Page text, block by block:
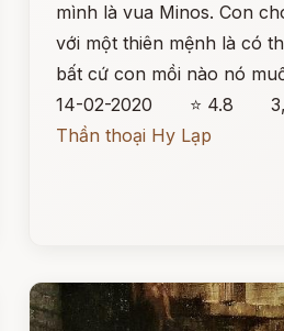
mình là vua Minos. Con
với một thiên mệnh là có
bất cứ con mồi nào nó
14-02-2020
⭐ 4.8
Thần thoại Hy Lạp